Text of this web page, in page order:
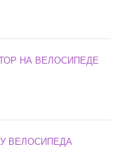
НА ВЕЛОСИПЕДЕ
ВЕЛОСИПЕДА